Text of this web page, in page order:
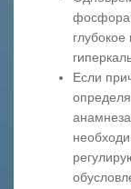
фосфора
Если